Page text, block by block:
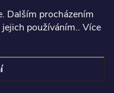
Dalším procházením
používáním.. Více